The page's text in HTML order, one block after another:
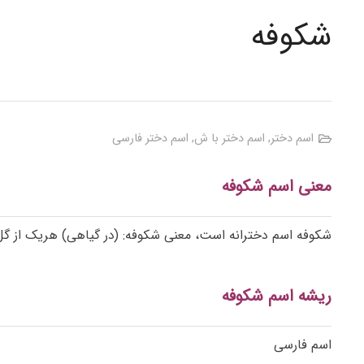
شکوفه
اسم دختر, اسم دختر با ش, اسم دختر فارسی
معنی اسم شکوفه
شکوفه اسم دخترانه است، معنی شکوفه: (در گیاهی) هریک از
ریشه اسم شکوفه
اسم فارسی